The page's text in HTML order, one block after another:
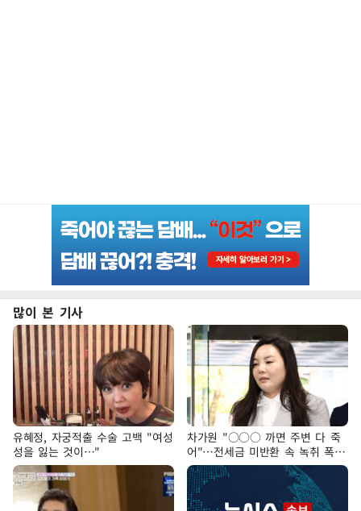
많이 본 기사
유혜정, 자궁적출 수술 고백 "여성
성을 잃는 것이…"
차가원 "○○○ 까면 주변 다 죽
어"…전세금 미반환 속 녹취 폭로
파장